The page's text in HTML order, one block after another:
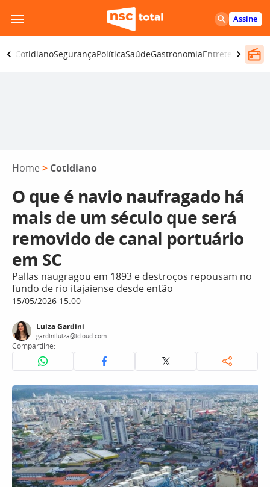
para
o
conteúdo
Assine
CotidianoSegurançaPolíticaSaúdeGastronomiaEntretenimento
Home > Cotidiano
O que é navio naufragado há
mais de um século que será
removido de canal portuário
em SC
Pallas naugragou em 1893 e destroços repousam no
fundo de rio itajaiense desde então
15/05/2026 15:00
Luiza Gardini
gardiniluiza@icloud.com
Compartilhe: